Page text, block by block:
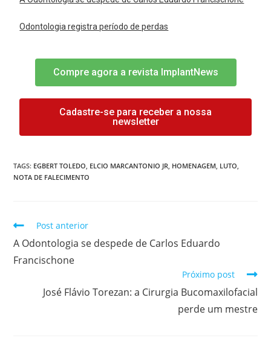
Odontologia registra período de perdas
Compre agora a revista ImplantNews
Cadastre-se para receber a nossa
newsletter
TAGS: EGBERT TOLEDO, ELCIO MARCANTONIO JR, HOMENAGEM, LUTO,
NOTA DE FALECIMENTO
Post anterior
A Odontologia se despede de Carlos Eduardo
Francischone
Próximo post
José Flávio Torezan: a Cirurgia Bucomaxilofacial
perde um mestre